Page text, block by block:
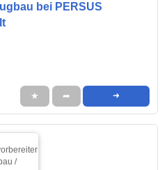
bei PERSUS
★ ➦ ➜